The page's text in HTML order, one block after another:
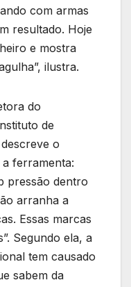
com armas
resultado. Hoje
e mostra
ilustra.
do
de
o
ferramenta:
pressão dentro
arranha a
Essas marcas
Segundo ela, a
tem causado
sabem da